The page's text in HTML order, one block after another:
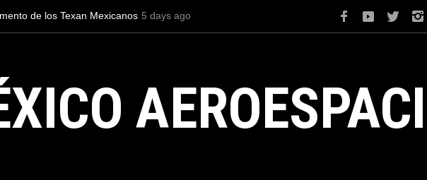
Black Hawk de México equiparan a
La industria naval mexicana construirá 32